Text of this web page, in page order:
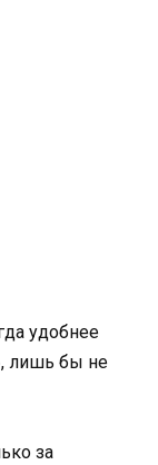
удобнее
лишь бы не
за